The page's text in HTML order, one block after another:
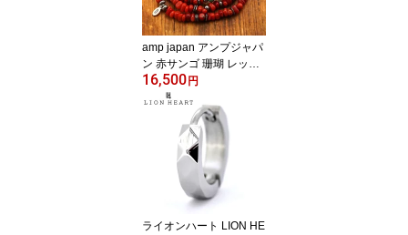
amp japan アンプジャパ
ン 赤サンゴ 珊瑚 レッド
コーラル 3ウエイ ネック
レス/ブレスレット/アン
クレット 日本製 16AHK-
453【正規品】【クリー
ナープレゼント】
16,500 円
ライオンハート LION HE